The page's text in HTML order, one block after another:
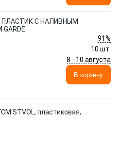
ПЛАСТИК С НАЛИВНЫМ
91%
10 шт.
8 - 10 августа
В корзину
STVOL, пластиковая,